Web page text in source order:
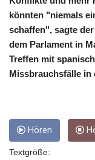
könnten "niemals
schaffen", sagte
dem Parlament in
Treffen mit
Missbrauchsfälle in
Hören
Textgröße: